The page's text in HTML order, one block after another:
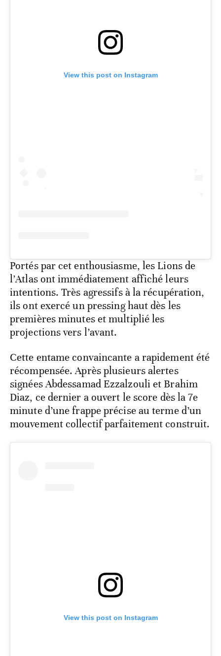
View this post on Instagram
Portés par cet enthousiasme, les Lions de
l’Atlas ont immédiatement affiché leurs
intentions. Très agressifs à la récupération,
ils ont exercé un pressing haut dès les
premières minutes et multiplié les
projections vers l’avant.
Cette entame convaincante a rapidement été
récompensée. Après plusieurs alertes
signées Abdessamad Ezzalzouli et Brahim
Diaz, ce dernier a ouvert le score dès la 7e
minute d’une frappe précise au terme d’un
mouvement collectif parfaitement construit.
View this post on Instagram